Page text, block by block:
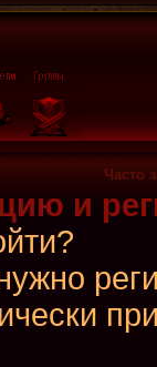
Часто
и